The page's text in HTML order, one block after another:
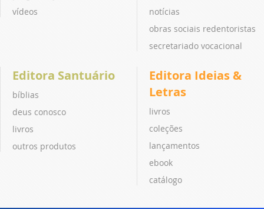
vídeos
notícias
obras sociais redentoristas
secretariado vocacional
Editora Santuário
bíblias
deus conosco
livros
outros produtos
Editora Ideias &
Letras
livros
coleções
lançamentos
ebook
catálogo